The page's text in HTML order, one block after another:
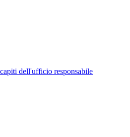
dell'ufficio responsabile